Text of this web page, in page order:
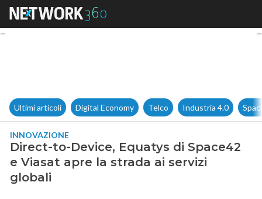
Direct-to-Device, Equatys di
Ultimi articoli Digital Economy Telco Industria 4.0
INNOVAZIONE
Direct-to-Device, Equatys di Space42
e Viasat apre la strada ai servizi
globali